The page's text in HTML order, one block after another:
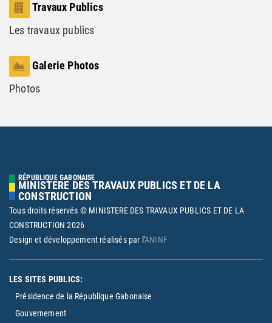
Travaux Publics
Les travaux publics
Galerie Photos
Photos
RÉPUBLIQUE GABONAISE
MINISTERE DES TRAVAUX PUBLICS ET DE LA
CONSTRUCTION
Tous droits réservés © MINISTERE DES TRAVAUX PUBLICS ET DE LA
CONSTRUCTION2026
Design et développement réalisés par l'ANINF
LES SITES PUBLICS:
Présidence de la République Gabonaise
Gouvernement